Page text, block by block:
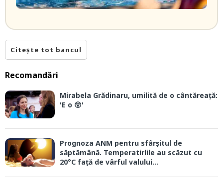
Citește tot bancul
Recomandări
Mirabela Grădinaru, umilită de o cântăreață:
'E o 😲'
Prognoza ANM pentru sfârșitul de
săptămână. Temperatirlile au scăzut cu
20°C față de vârful valului...